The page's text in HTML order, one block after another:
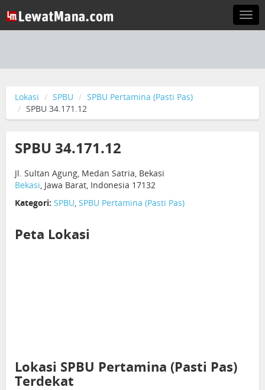
Lokasi SPBU
SPBU Pertamina (Pasti Pas)
SPBU 34.171.12
SPBU 34.171.12
Jl. Sultan Agung, Medan Satria, Bekasi
Bekasi, Jawa Barat, Indonesia 17132
Kategori: SPBU, SPBU Pertamina (Pasti Pas)
Peta Lokasi
Lokasi SPBU Pertamina (Pasti Pas)
Terdekat